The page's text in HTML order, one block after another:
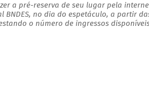
a pré-reserva de seu lugar pela
BNDES, no dia do espetáculo, a partir
o número de ingressos